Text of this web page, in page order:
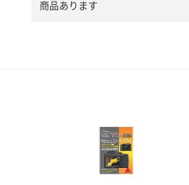
商品あります